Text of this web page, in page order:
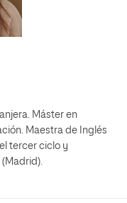
Máster en
Maestra de Inglés
tercer ciclo y